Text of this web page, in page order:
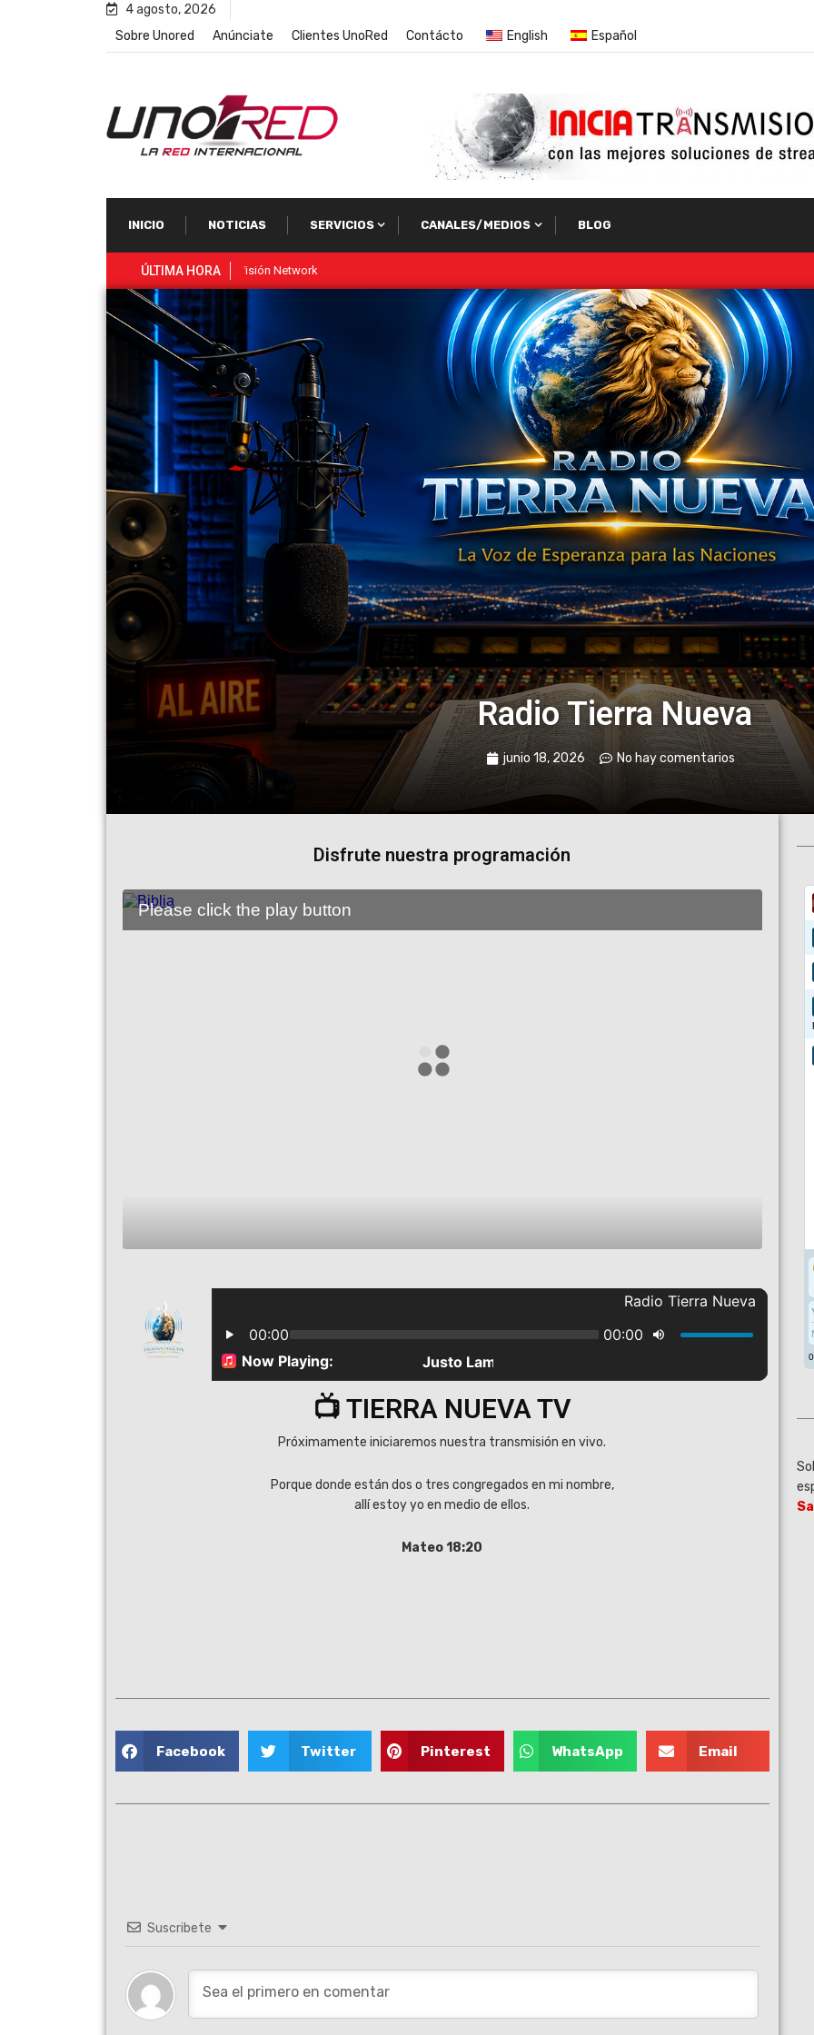
4 agosto, 2026
Sobre Unored
Anúnciate Clientes UnoRed Contácto English Español
INICIO NOTICIAS SERVICIOS CANALES/MEDIOS BLOG
ÚLTIMA HORA Elon Musk boicotea “Netflix” por programas de niños con temas “pro-transgénero”
Radio Tierra Nueva
junio 18, 2026 No hay comentarios
Disfrute nuestra programación
📺 TIERRA NUEVA TV
Próximamente iniciaremos nuestra transmisión en vivo.
Porque donde están dos o tres congregados en mi nombre,
allí estoy yo en medio de ellos.
Mateo 18:20
Facebook Twitter Pinterest WhatsApp Email
Suscribete